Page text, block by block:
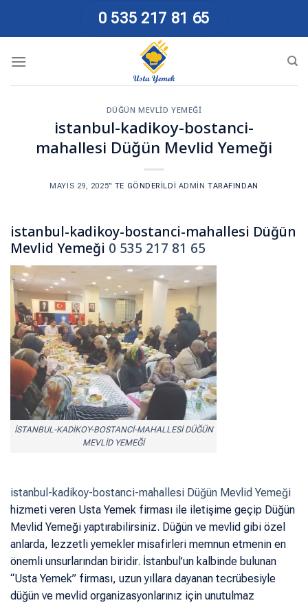
0 535 217 81 65
DÜĞÜN MEVLID YEMEĞI
istanbul-kadikoy-bostanci-
mahallesi Düğün Mevlid Yemeği
MAYIS 29, 2025’' TE GÖNDERILDI ADMIN TARAFINDAN
istanbul-kadikoy-bostanci-mahallesi Düğün
Mevlid Yemeği 0 535 217 81 65
ISTANBUL-KADIKOY-BOSTANCI-MAHALLESI DÜĞÜN
MEVLID YEMEĞI
istanbul-kadikoy-bostanci-mahallesi Düğün Mevlid Yemeği
hizmeti veren Usta Yemek firması ile iletişime geçip Düğün
Mevlid Yemeği yaptırabilirsiniz. Düğün ve mevlid gibi özel
anlarda, lezzetli yemekler misafirleri memnun etmenin en
önemli unsurlarından biridir. İstanbul’un kalbinde bulunan
“Usta Yemek” firması, uzun yıllara dayanan tecrübesiyle
düğün ve mevlid organizasyonlarınız için unutulmaz